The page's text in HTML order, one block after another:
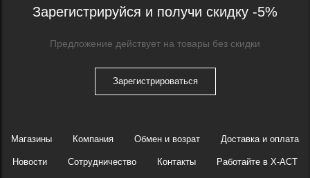
Зарегистрируйся и получи скидку -5%
Предложение действует на товары без скидки
Зарегистрироваться
Магазины Компания Обмен и возрат Доставка и оплата
Новости Сотрудничество Контакты Работайте в X-ACT